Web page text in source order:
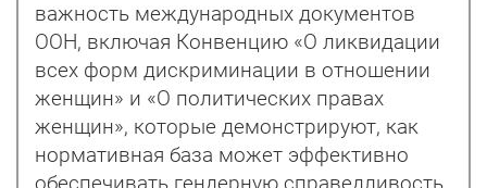
важность международных документов
ООН, включая Конвенцию «О ликвидации
всех форм дискриминации в отношении
женщин» и «О политических правах
женщин», которые демонстрируют, как
нормативная база может эффективно